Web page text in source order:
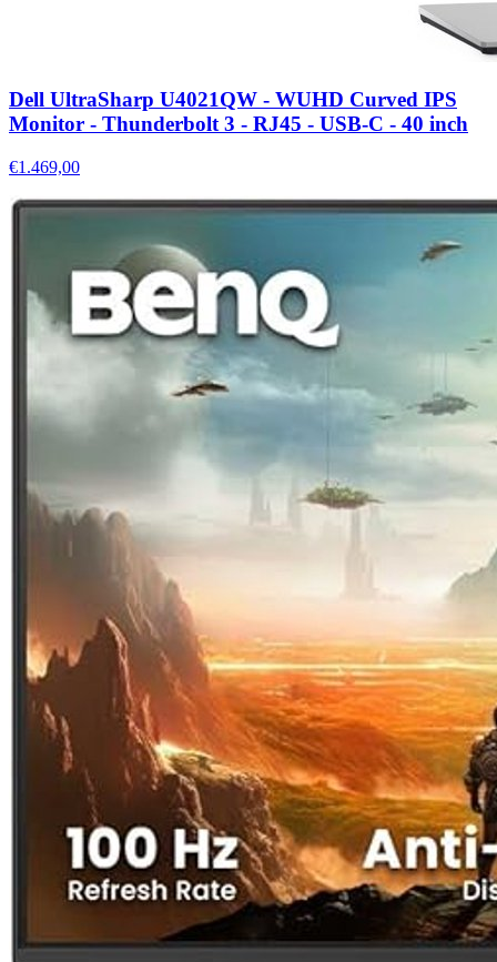
Dell UltraSharp U4021QW - WUHD Curved IPS
Monitor - Thunderbolt 3 - RJ45 - USB-C - 40 inch
€1.469,00